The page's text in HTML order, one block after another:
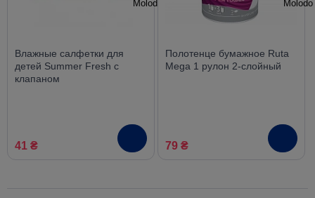
Влажные салфетки для
детей Summer Fresh с
клапаном
41 ₴
Полотенце бумажное Ruta
Mega 1 рулон 2-слойный
79 ₴